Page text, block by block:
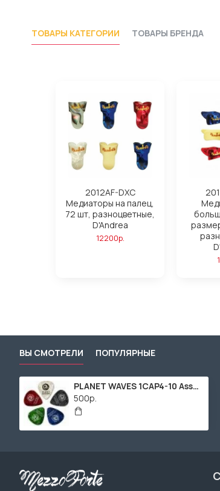
ТОВАРЫ КАТЕГОРИИ ТОВАРЫ БРЕНДА
2012AF-DXC
Медиаторы на палец,
72 шт, разноцветные,
D'Andrea
12200р.
ВЫ СМОТРЕЛИ ПОПУЛЯРНЫЕ
PLANET WAVES 1CAP4-10 Assorted Pearl Celluloid Medium набор из 10-ти медиаторов, средние, разноцветные перламутровые.
500р.